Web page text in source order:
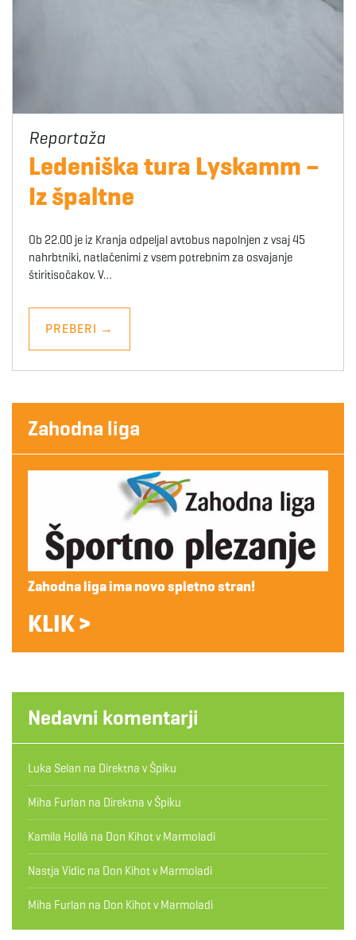
Ledeniška tura Lyskamm –
Iz špaltne
Ob 22.00 je iz Kranja odpeljal avtobus napolnjen z vsaj 45
nahrbtniki, natlačenimi z vsem potrebnim za osvajanje
štiritisočakov. V…
PREBERI →
Zahodna liga
Zahodna liga ima novo spletno stran!
KLIK >
Nedavni komentarji
Luka Selan na Direktna v Špiku
Miha Furlan na Direktna v Špiku
Kamila Hollá na Don Kihot v Marmoladi
Nastja Vidic na Don Kihot v Marmoladi
Miha Furlan na Don Kihot v Marmoladi